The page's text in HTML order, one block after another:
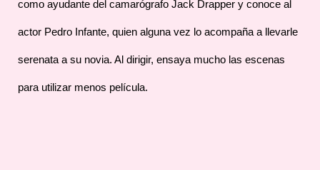
como ayudante del camarógrafo Jack Drapper y conoce al
actor Pedro Infante, quien alguna vez lo acompaña a llevarle
serenata a su novia. Al dirigir, ensaya mucho las escenas
para utilizar menos película.